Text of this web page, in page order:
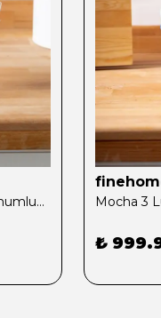
Mocha 3 Lü Standlı Kupa Sunumluk Kahve
₺